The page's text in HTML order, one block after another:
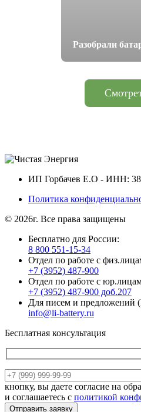
Разобрали
ИП Горбачев Е.О - ИНН:
Политика
© 2026г. Все права защищены
Бесплатно для России:
8 800 551-15-34
Отдел по работе с
+7 (3952) 487-900
Отдел по работе с
+7 (3952) 487-900 доб.207
Для писем и предложений
info@li-battery.ru
Бесплатная консультация
кнопку, вы даете согласие на
и соглашаетесь c политикой